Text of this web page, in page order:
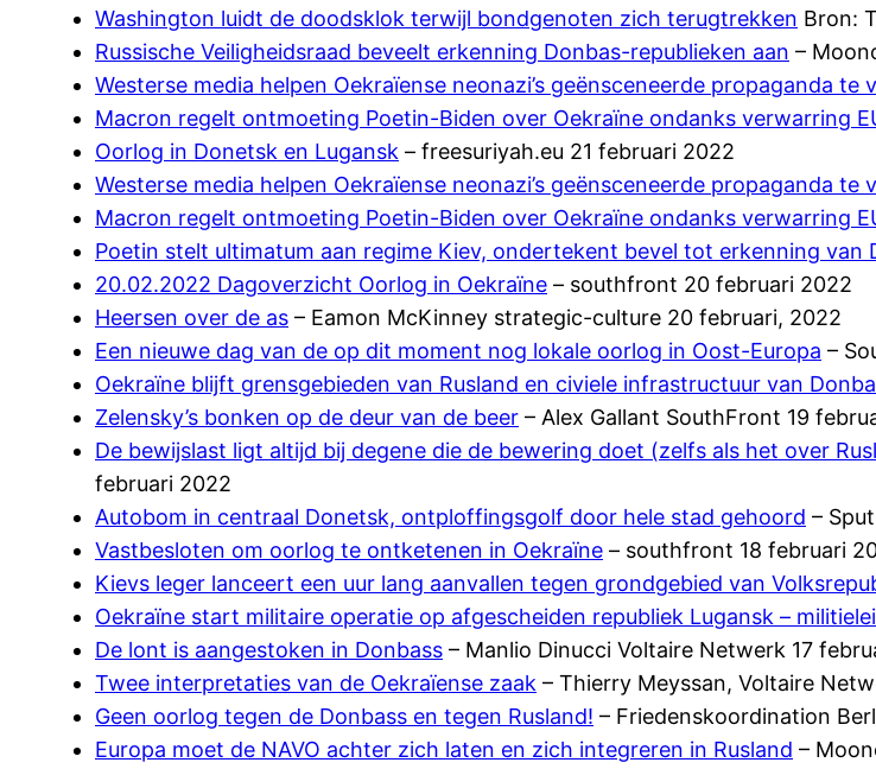
Washington luidt de doodsklok terwijl bondgenoten zich terugtrekken Bron:
Russische Veiligheidsraad beveelt erkenning Donbas-republieken aan –
Westerse media helpen Oekraïense neonazi’s geënsceneerde propaganda te
Macron regelt ontmoeting Poetin-Biden over Oekraïne ondanks verwarring
Oorlog in Donetsk en Lugansk – freesuriyah.eu 21 februari 2022
Westerse media helpen Oekraïense neonazi’s geënsceneerde propaganda te
Macron regelt ontmoeting Poetin-Biden over Oekraïne ondanks verwarring
Poetin stelt ultimatum aan regime Kiev, ondertekent bevel tot erkenning van
20.02.2022 Dagoverzicht Oorlog in Oekraïne – southfront 20 februari 2022
Heersen over de as – Eamon McKinney strategic-culture 20 februari, 2022
Een nieuwe dag van de op dit moment nog lokale oorlog in Oost-Europa –
Oekraïne blijft grensgebieden van Rusland en civiele infrastructuur van
Zelensky’s bonken op de deur van de beer – Alex Gallant SouthFront 19
De bewijslast ligt altijd bij degene die de bewering doet (zelfs als het over
februari 2022
Autobom in centraal Donetsk, ontploffingsgolf door hele stad gehoord –
Vastbesloten om oorlog te ontketenen in Oekraïne – southfront 18 februari
Kievs leger lanceert een uur lang aanvallen tegen grondgebied van
Oekraïne start militaire operatie op afgescheiden republiek Lugansk –
De lont is aangestoken in Donbass – Manlio Dinucci Voltaire Netwerk 17
Twee interpretaties van de Oekraïense zaak – Thierry Meyssan, Voltaire
Geen oorlog tegen de Donbass en tegen Rusland! – Friedenskoordination
Europa moet de NAVO achter zich laten en zich integreren in Rusland –